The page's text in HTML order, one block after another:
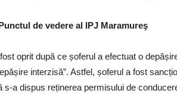
de vedere al IPJ Maramureş
oprit după ce șoferul a efectuat o
interzisă”. Astfel, șoferul a fost
s-a dispus reținerea permisului de